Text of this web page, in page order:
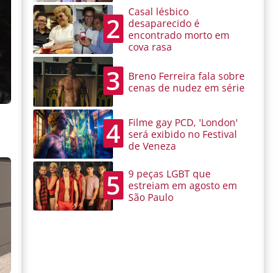
2
Casal lésbico
desaparecido é
encontrado morto em
cova rasa
3
Breno Ferreira fala sobre
cenas de nudez em série
4
Filme gay PCD, 'London'
será exibido no Festival
de Veneza
5
9 peças LGBT que
estreiam em agosto em
São Paulo